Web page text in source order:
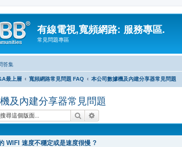
有線電視,寬頻網路: 服務專區.
常見問題專區
答集
最上層 寬頻網路常見問題 FAQ 本公司數據機及內建分享器常見問題
及內建分享器常見問題
搜尋
WIFI 速度不穩定或是速度很慢 ?